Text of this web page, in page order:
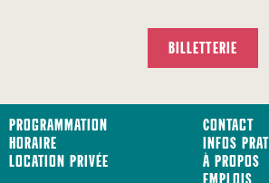
BILLETTERIE
Programmation
Horaire
Location privée
Contact
Infos
À propos